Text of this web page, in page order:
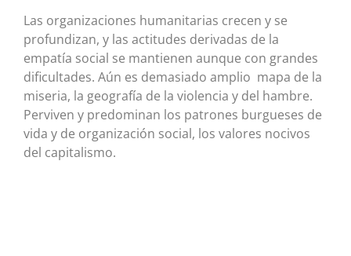
Las organizaciones humanitarias crecen y se
profundizan, y las actitudes derivadas de la
empatía social se mantienen aunque con grandes
dificultades. Aún es demasiado amplio mapa de la
miseria, la geografía de la violencia y del hambre.
Perviven y predominan los patrones burgueses de
vida y de organización social, los valores nocivos
del capitalismo.